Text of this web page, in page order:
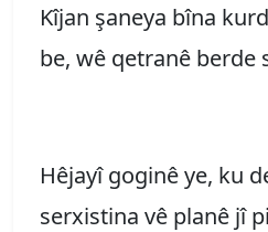
Kîjan şaneya bîna
be, wê qetranê berde
Hêjayî goginê ye, ku
serxistina vê planê jî